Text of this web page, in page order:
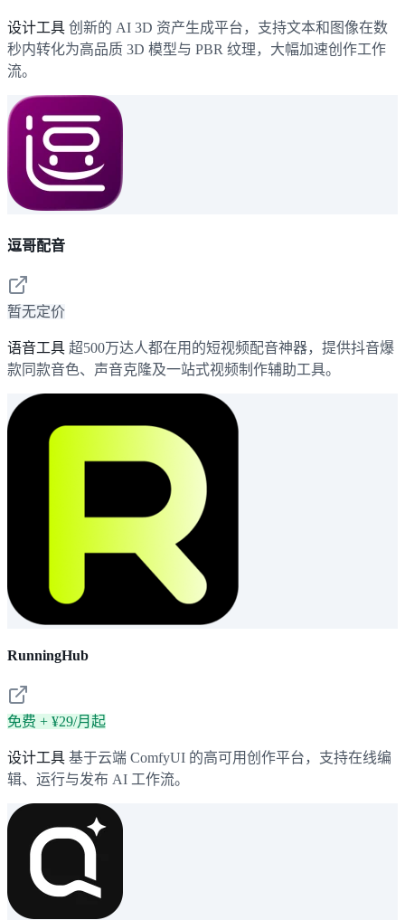
设计工具 创新的 AI 3D 资产生成平台，支持文本和图像在数
秒内转化为高品质 3D 模型与 PBR 纹理，大幅加速创作工作
流。
逗哥配音
暂无定价
语音工具 超500万达人都在用的短视频配音神器，提供抖音爆
款同款音色、声音克隆及一站式视频制作辅助工具。
RunningHub
免费 + ¥29/月起
设计工具 基于云端 ComfyUI 的高可用创作平台，支持在线编
辑、运行与发布 AI 工作流。